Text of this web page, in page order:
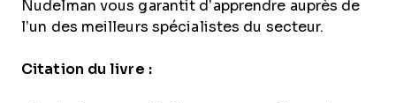
Nudelman vous garantit d’apprendre auprès de
l’un des meilleurs spécialistes du secteur.
Citation du livre :